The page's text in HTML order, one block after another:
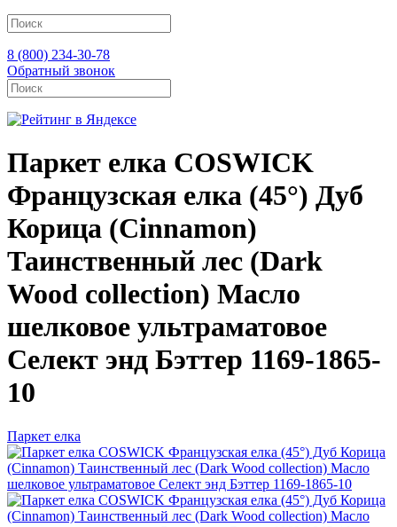
8 (800) 234-30-78
Обратный звонок
Паркет елка COSWICK
Французская елка (45°) Дуб
Корица (Cinnamon)
Таинственный лес (Dark
Wood collection) Масло
шелковое ультраматовое
Селект энд Бэттер 1169-1865-
10
Паркет елка